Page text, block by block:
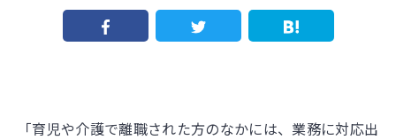
「育児や介護で離職された方のなかには、業務に対応出